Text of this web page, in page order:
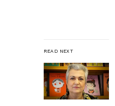
READ NEXT